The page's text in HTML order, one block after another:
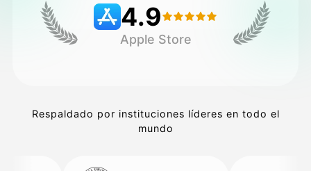
4.9
Apple Store
Respaldado por instituciones líderes en todo el
mundo